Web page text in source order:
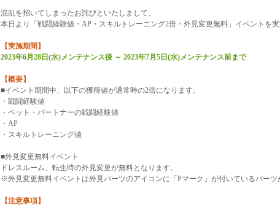
混乱を招いてしまったお詫びといたしまして、
本日より「戦闘経験値・AP・スキルトレーニング2倍・外見変更無料」イベントを実
【実施期間】
2023年6月28日(水)メンテナンス後 ～ 2023年7月5日(水)メンテナンス前まで
【概要】
■イベント期間中、以下の獲得値が通常時の2倍になります。
・戦闘経験値
・ペット・パートナーの戦闘経験値
・AP
・スキルトレーニング値
■外見変更無料イベント
ドレスルーム、転生時の外見変更が無料となります。
※外見変更無料イベントは外見パーツのアイコンに「Pマーク」が付いているパーツ
【注意事項】